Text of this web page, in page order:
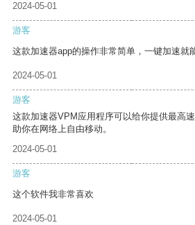
2024-05-01
游客
这款加速器app的操作非常简单，一键加速就
2024-05-01
游客
这款加速器VPM应用程序可以给你提供最高
助你在网络上自由移动。
2024-05-01
游客
这个软件我非常喜欢
2024-05-01